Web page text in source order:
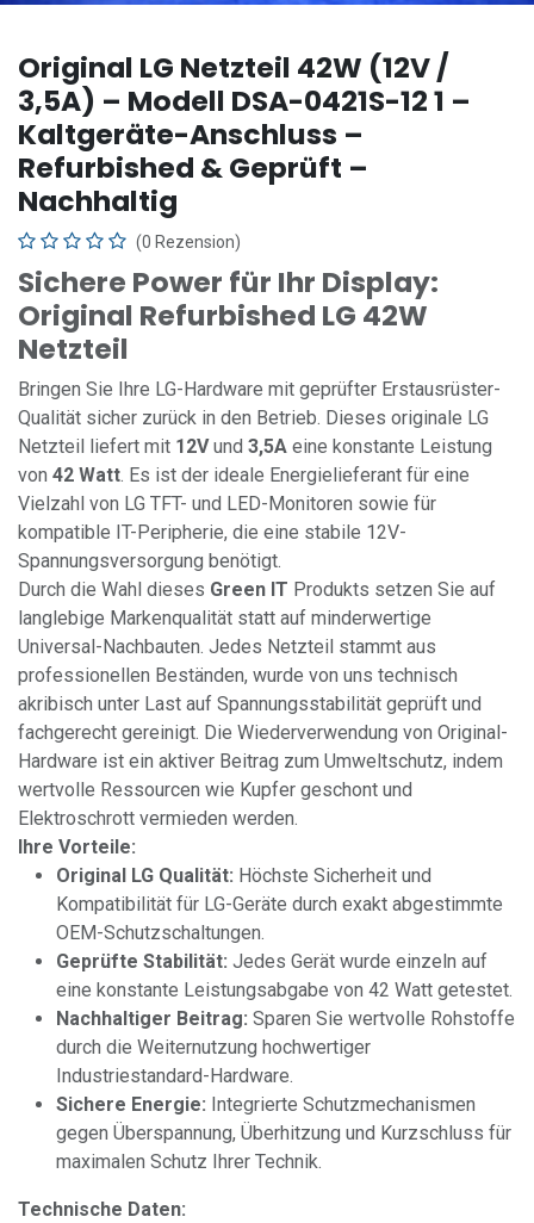
Original LG Netzteil 42W (12V /
3,5A) – Modell DSA-0421S-12 1 –
Kaltgeräte-Anschluss –
Refurbished & Geprüft –
Nachhaltig
(0 Rezension)
Sichere Power für Ihr Display:
Original Refurbished LG 42W
Netzteil
Bringen Sie Ihre LG-Hardware mit geprüfter Erstausrüster-
Qualität sicher zurück in den Betrieb. Dieses originale LG
Netzteil liefert mit 12Vund 3,5A eine konstante Leistung
von 42 Watt. Es ist der ideale Energielieferant für eine
Vielzahl von LG TFT- und LED-Monitoren sowie für
kompatible IT-Peripherie, die eine stabile 12V-
Spannungsversorgung benötigt.
Durch die Wahl dieses Green IT Produkts setzen Sie auf
langlebige Markenqualität statt auf minderwertige
Universal-Nachbauten. Jedes Netzteil stammt aus
professionellen Beständen, wurde von uns technisch
akribisch unter Last auf Spannungsstabilität geprüft und
fachgerecht gereinigt. Die Wiederverwendung von Original-
Hardware ist ein aktiver Beitrag zum Umweltschutz, indem
wertvolle Ressourcen wie Kupfer geschont und
Elektroschrott vermieden werden.
Ihre Vorteile:
Original LG Qualität: Höchste Sicherheit und
Kompatibilität für LG-Geräte durch exakt abgestimmte
OEM-Schutzschaltungen.
Geprüfte Stabilität: Jedes Gerät wurde einzeln auf
eine konstante Leistungsabgabe von 42 Watt getestet.
Nachhaltiger Beitrag: Sparen Sie wertvolle Rohstoffe
durch die Weiternutzung hochwertiger
Industriestandard-Hardware.
Sichere Energie: Integrierte Schutzmechanismen
gegen Überspannung, Überhitzung und Kurzschluss für
maximalen Schutz Ihrer Technik.
Technische Daten: